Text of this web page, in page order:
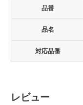
品番
品名
対応品番
レビュー